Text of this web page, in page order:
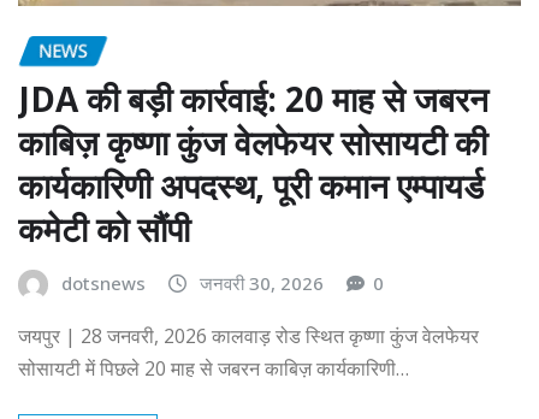
NEWS
JDA की बड़ी कार्रवाई: 20 माह से जबरन
काबिज़ कृष्णा कुंज वेलफेयर सोसायटी की
कार्यकारिणी अपदस्थ, पूरी कमान एम्पायर्ड
कमेटी को सौंपी
dotsnews जनवरी 30, 2026 0
जयपुर | 28 जनवरी, 2026 कालवाड़ रोड स्थित कृष्णा कुंज वेलफेयर
सोसायटी में पिछले 20 माह से जबरन काबिज़ कार्यकारिणी…